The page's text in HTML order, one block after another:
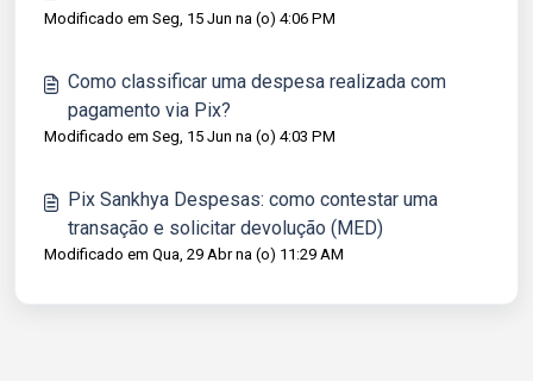
Modificado em Seg, 15 Jun na (o) 4:06 PM
Como classificar uma despesa realizada com
pagamento via Pix?
Modificado em Seg, 15 Jun na (o) 4:03 PM
Pix Sankhya Despesas: como contestar uma
transação e solicitar devolução (MED)
Modificado em Qua, 29 Abr na (o) 11:29 AM